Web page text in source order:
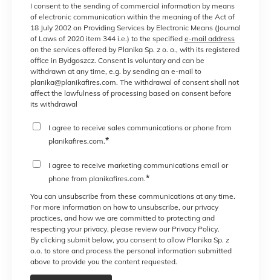
I consent to the sending of commercial information by means
of electronic communication within the meaning of the Act of
18 July 2002 on Providing Services by Electronic Means (Journal
of Laws of 2020 item 344 i.e.) to the specified e-mail address
on the services offered by Planika Sp. z o. o., with its registered
office in Bydgoszcz. Consent is voluntary and can be
withdrawn at any time, e.g. by sending an e-mail to
planika@planikafires.com. The withdrawal of consent shall not
affect the lawfulness of processing based on consent before
its withdrawal
I agree to receive sales communications or phone from
planikafires.com.*
I agree to receive marketing communications email or
phone from planikafires.com.*
You can unsubscribe from these communications at any time.
For more information on how to unsubscribe, our privacy
practices, and how we are committed to protecting and
respecting your privacy, please review our Privacy Policy.
By clicking submit below, you consent to allow Planika Sp. z
o.o. to store and process the personal information submitted
above to provide you the content requested.